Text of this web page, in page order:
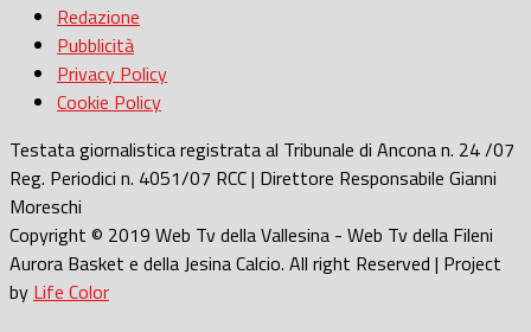
Redazione
Pubblicità
Privacy Policy
Cookie Policy
Testata giornalistica registrata al Tribunale di Ancona n. 24 /07
Reg. Periodici n. 4051/07 RCC | Direttore Responsabile Gianni
Moreschi
Copyright © 2019 Web Tv della Vallesina - Web Tv della Fileni
Aurora Basket e della Jesina Calcio. All right Reserved | Project
by Life Color